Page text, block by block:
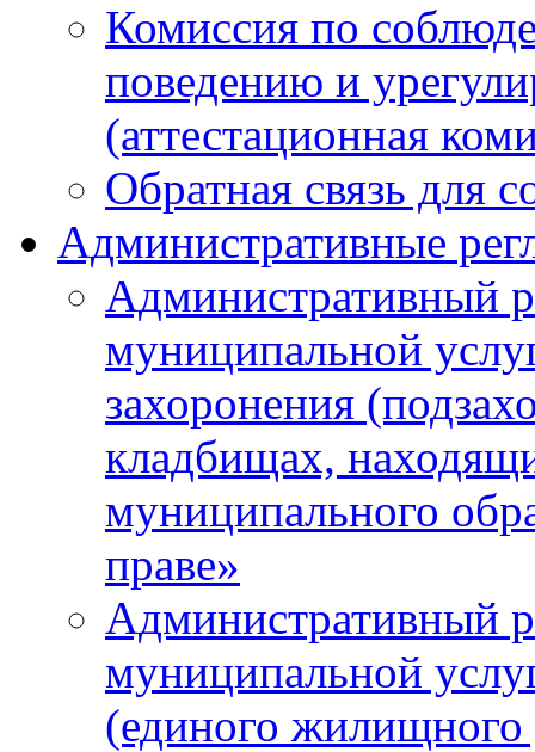
Комиссия по
поведению и
(аттестационная
Обратная связь для
Административные
Административный
муниципальной
захоронения
кладбищах,
муниципального
праве»
Административный
муниципальной
(единого жилищного